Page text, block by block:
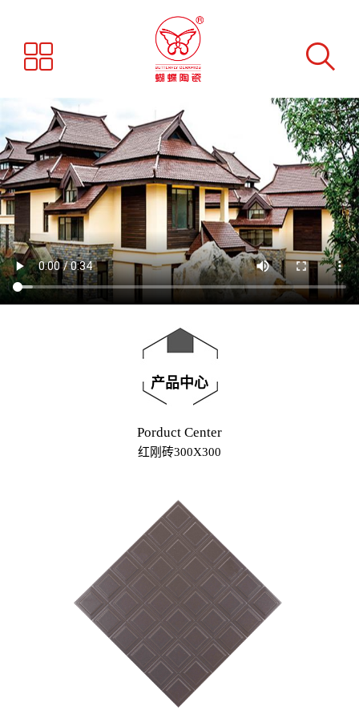
产品中心
Porduct Center
红刚砖300X300